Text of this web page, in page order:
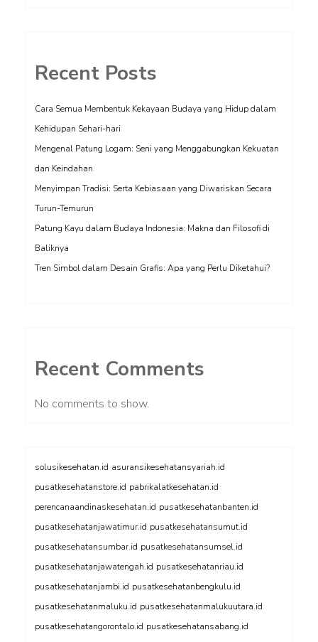
Recent Posts
Cara Semua Membentuk Kekayaan Budaya yang Hidup dalam
Kehidupan Sehari-hari
Mengenal Patung Logam: Seni yang Menggabungkan Kekuatan
dan Keindahan
Menyimpan Tradisi: Serta Kebiasaan yang Diwariskan Secara
Turun-Temurun
Patung Kayu dalam Budaya Indonesia: Makna dan Filosofi di
Baliknya
Tren Simbol dalam Desain Grafis: Apa yang Perlu Diketahui?
Recent Comments
No comments to show.
solusikesehatan.id asuransikesehatansyariah.id
pusatkesehatanstore.id pabrikalatkesehatan.id
perencanaandinaskesehatan.id pusatkesehatanbanten.id
pusatkesehatanjawatimur.id pusatkesehatansumut.id
pusatkesehatansumbar.id pusatkesehatansumsel.id
pusatkesehatanjawatengah.id pusatkesehatanriau.id
pusatkesehatanjambi.id pusatkesehatanbengkulu.id
pusatkesehatanmaluku.id pusatkesehatanmalukuutara.id
pusatkesehatangorontalo.id pusatkesehatansabang.id